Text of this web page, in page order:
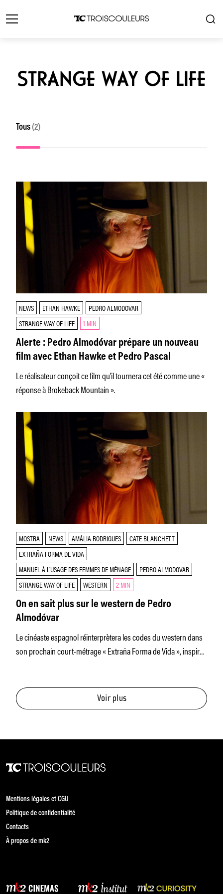
STRANGE WAY OF LIFE
Tous (2)
NEWS ETHAN HAWKE
PEDRO ALMODOVAR
STRANGE WAY OF LIFE
1 MIN
Alerte : Pedro Almodóvar prépare un nouveau
film avec Ethan Hawke et Pedro Pascal
Le réalisateur conçoit ce film qu'il tournera cet été comme une «
réponse à Brokeback Mountain ».
MOSTRA NEWS AMÁLIA RODRIGUES
CATE BLANCHETT
EXTRAÑA FORMA DE VIDA
MANUEL À L’USAGE DES FEMMES DE MÉNAGE
PEDRO ALMODOVAR
STRANGE WAY OF LIFE
WESTERN 2 MIN
On en sait plus sur le western de Pedro
Almodóvar
Le cinéaste espagnol réinterprètera les codes du western dans
son prochain court-métrage « Extraña Forma de Vida », inspiré
Voir plus
Mentions légales et CGU
Politique de confidentialité
Contacts
À propos de mk2